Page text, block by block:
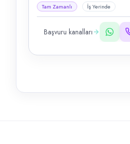
Tam Zamanlı İş Yerinde
Başvuru kanalları